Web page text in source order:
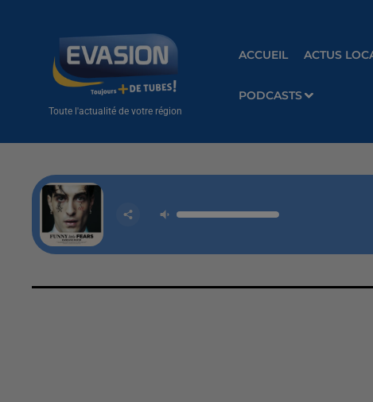
Toute l'actualité de votre région
ACCUEIL ACTUS
PODCASTS